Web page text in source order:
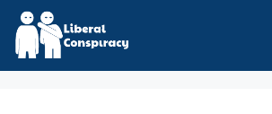
Skip
content